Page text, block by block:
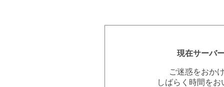
現在サーバ
ご迷惑をおか
しばらく時間を